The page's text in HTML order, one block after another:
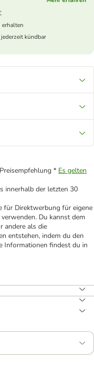
erhalten
kündbar
* Es gelten
innerhalb der letzten 30
für Direktwerbung für eigene
Du kannst dem
andere als die
entstehen, indem du den
Informationen findest du in